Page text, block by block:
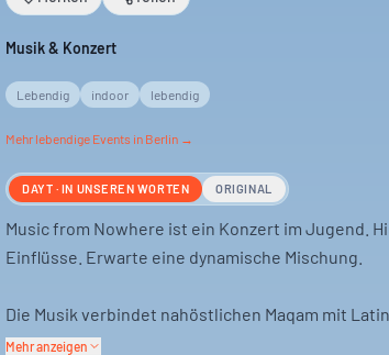
Musik & Konzert
Lebendig indoor lebendig
Mehr lebendige Events in Berlin →
DAYT · IN UNSEREN WORTEN ORIGINAL
Music from Nowhere ist ein Konzert im Jugend.
Einflüsse. Erwarte eine dynamische Mischung.
Die Musik verbindet nahöstlichen Maqam mit
Sound. Es ist eine Begegnung zweier Welten.
Mehr anzeigen